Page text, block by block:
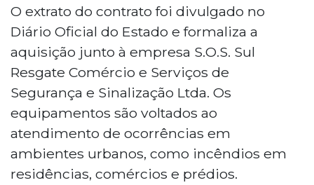
Grosso do Sul receberá novos
equipamentos de proteção contra
firmado em 7 de abril de 2026, prevê a
compra de roupas de combate estrutural
junto à empresa S.O.S. Sul Resgate. Os
recursos vêm de emendas
parlamentares e fundos estaduais de
segurança pública. A aquisição ocorre em
período de aumento das queimadas no
estado.
O extrato do contrato foi divulgado no
Diário Oficial do Estado e formaliza a
aquisição junto à empresa S.O.S. Sul
Resgate Comércio e Serviços de
Segurança e Sinalização Ltda. Os
equipamentos são voltados ao
atendimento de ocorrências em
ambientes urbanos, como incêndios em
residências, comércios e prédios.